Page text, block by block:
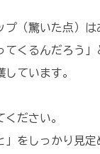
（驚いた点）は
くるんだろう
ています。
ださい。
をしっかり見